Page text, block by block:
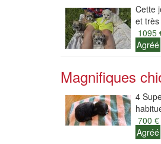
Cette
et
1095
Agréé
Magnifiques
4
700 €
Agréé